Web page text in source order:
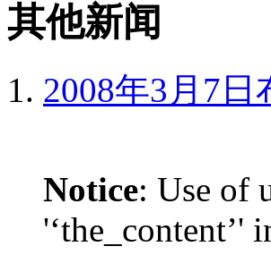
其他新闻
2008年3月7
Notice: Use of
'‘the_content’'